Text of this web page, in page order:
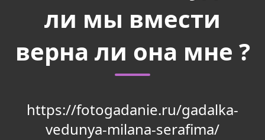
ли мы вмести
верна ли она мне ?
https://fotogadanie.ru/gadalka-
vedunya-milana-serafima/